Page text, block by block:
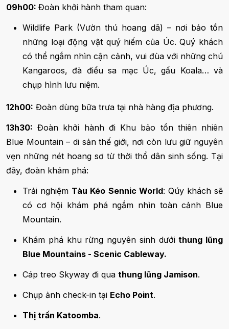
09h00: Đoàn khởi hành tham quan:
Wildlife Park (Vườn thú hoang dã) – nơi bảo tồn
những loại động vật quý hiếm của Úc. Quý khách
có thể ngắm nhìn cận cảnh, vui đùa với những chú
Kangaroos, đà điểu sa mạc Úc, gấu Koala… và
chụp hình lưu niệm.
12h00: Đoàn dùng bữa trưa tại nhà hàng địa phương.
13h30: Đoàn khởi hành đi Khu bảo tồn thiên nhiên
Blue Mountain – di sản thế giới, nơi còn lưu giữ nguyên
vẹn những nét hoang sơ từ thời thổ dân sinh sống. Tại
đây, đoàn khám phá:
Trải nghiệm Tàu Kéo Sennic World: Qúy khách sẽ
có cơ hội khám phá ngắm nhìn toàn cảnh Blue
Mountain.
Khám phá khu rừng nguyên sinh dướithung lũng
Blue Mountains - Scenic Cableway.
Cáp treo Skyway đi qua thung lũng Jamison.
Chụp ảnh check-in tại Echo Point.
Thị trấn Katoomba.